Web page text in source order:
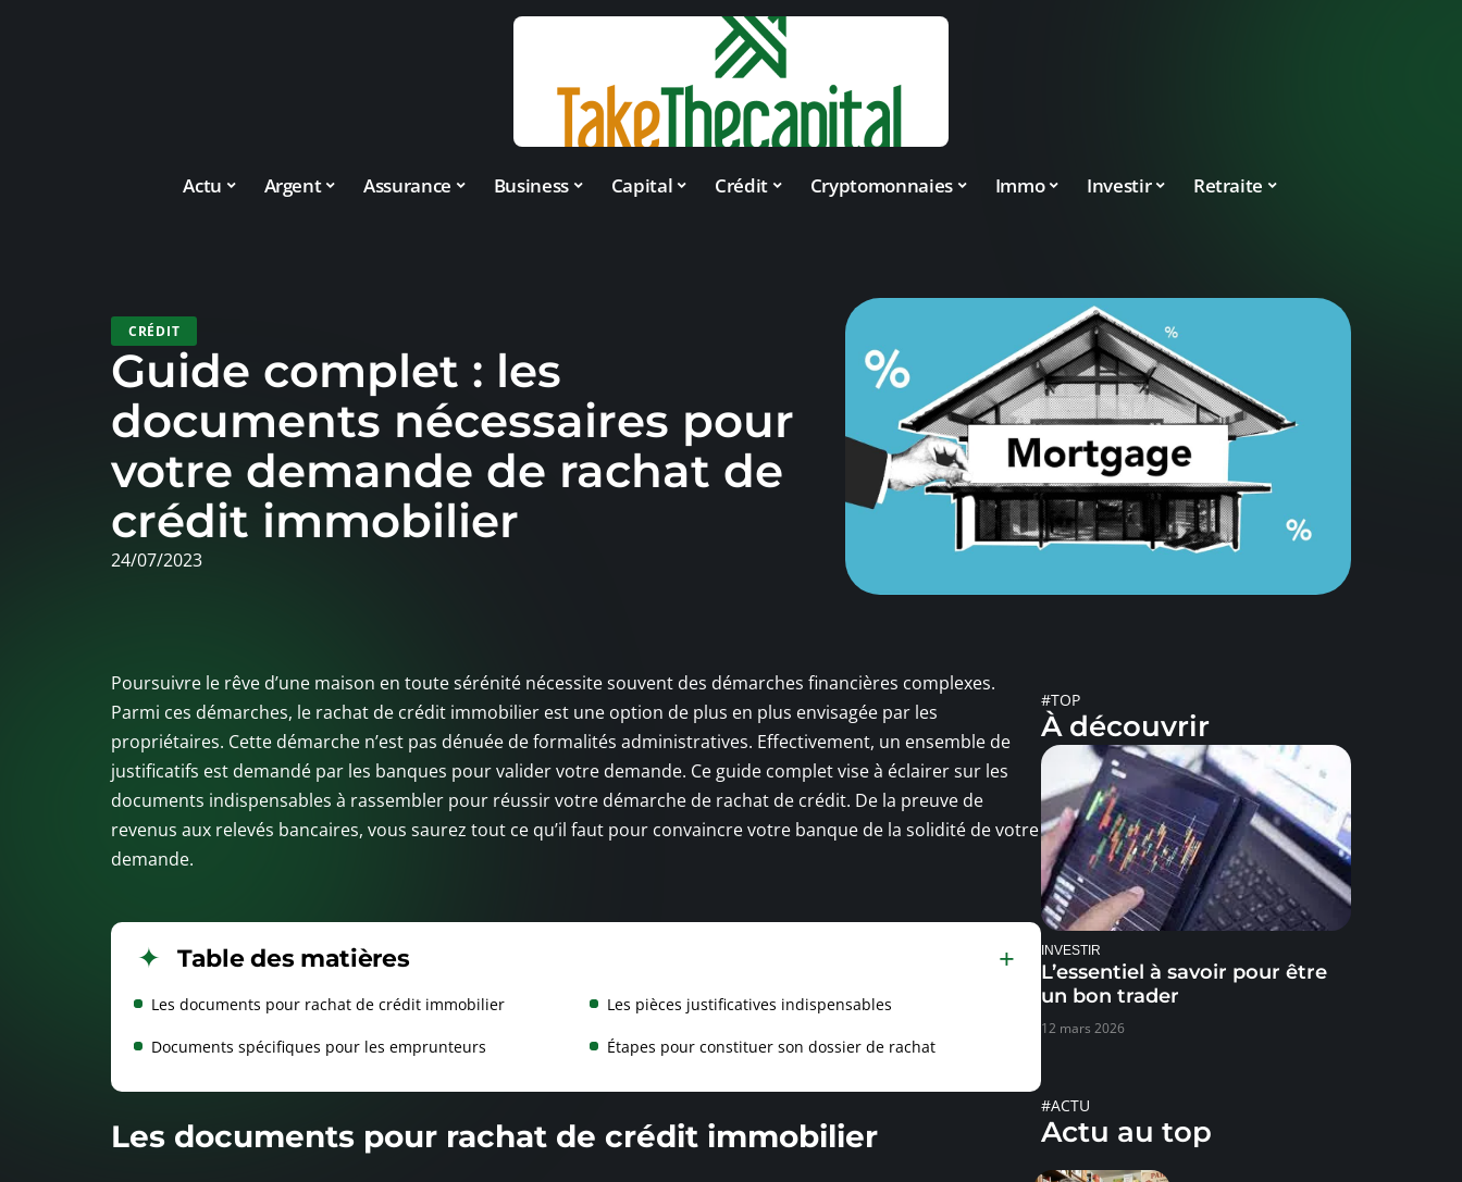
Actu Argent Assurance Business Capital Crédit Cryptomonnaies Immo Investir Retraite
CRÉDIT
Guide complet : les
documents nécessaires pour
votre demande de rachat de
crédit immobilier
24/07/2023
Poursuivre le rêve d’une maison en toute sérénité nécessite souvent des démarches financières complexes.
Parmi ces démarches, le rachat de crédit immobilier est une option de plus en plus envisagée par les
propriétaires. Cette démarche n’est pas dénuée de formalités administratives. Effectivement, un ensemble de
justificatifs est demandé par les banques pour valider votre demande. Ce guide complet vise à éclairer sur les
documents indispensables à rassembler pour réussir votre démarche de rachat de crédit. De la preuve de
revenus aux relevés bancaires, vous saurez tout ce qu’il faut pour convaincre votre banque de la solidité de votre
demande.
Table des matières
Les documents pour rachat de crédit immobilier Les pièces justificatives indispensables
Documents spécifiques pour les emprunteurs Étapes pour constituer son dossier de rachat
Les documents pour rachat de crédit immobilier
#TOP
À découvrir
INVESTIR
L’essentiel à savoir pour être
un bon trader
12 mars 2026
#ACTU
Actu au top